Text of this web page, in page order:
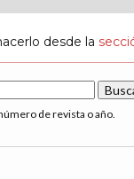
desde la
de revista o año.